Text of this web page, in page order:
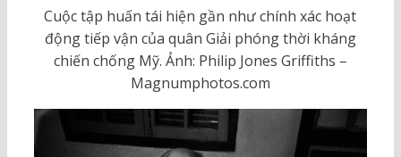
Cuộc tập huấn tái hiện gần như chính xác hoạt
động tiếp vận của quân Giải phóng thời kháng
chiến chống Mỹ. Ảnh: Philip Jones Griffiths –
Magnumphotos.com